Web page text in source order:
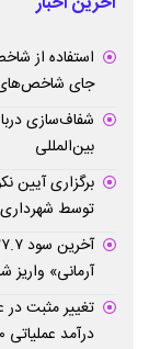
استفاده از
جای
شفاف‌سازی
بین‌المللی
برگزاری آیین
توسط
آرمانی» واریز شد؛
تغییر مثبت در
درآمد عملیاتی ۸۰ درصد رشد کرد